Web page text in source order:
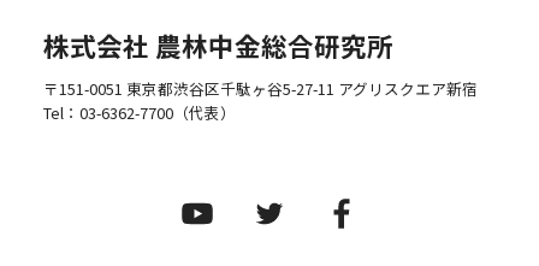
株式会社 農林中金総合研究所
〒151-0051 東京都渋谷区千駄ヶ谷5-27-11 アグリスクエア新宿
Tel： 03-6362-7700（代表）